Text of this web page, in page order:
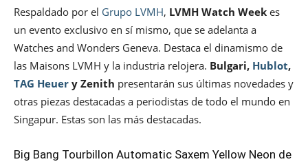
Respaldado por el Grupo LVMH, LVMH Watch Week es
un evento exclusivo en sí mismo, que se adelanta a
Watches and Wonders Geneva. Destaca el dinamismo de
las Maisons LVMH y la industria relojera. Bulgari, Hublot,
TAG Heuer y Zenith presentarán sus últimas novedades y
otras piezas destacadas a periodistas de todo el mundo en
Singapur. Estas son las más destacadas.
Big Bang Tourbillon Automatic Saxem Yellow Neon de